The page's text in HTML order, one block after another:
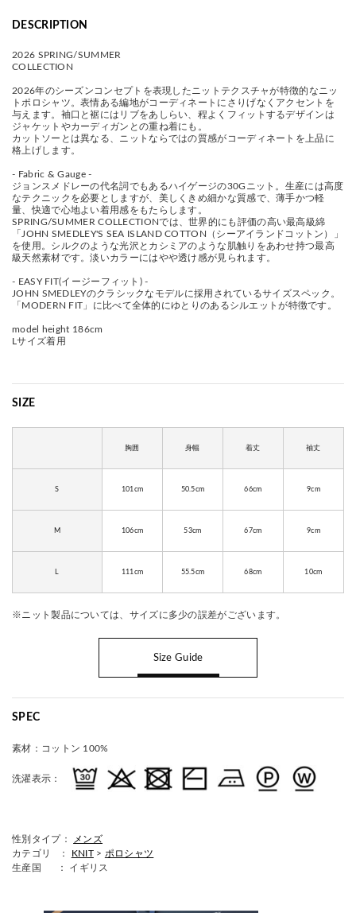
DESCRIPTION
2026 SPRING/SUMMER
COLLECTION
2026年のシーズンコンセプトを表現したニットテクスチャが特徴的なニッ
トポロシャツ。表情ある編地がコーディネートにさりげなくアクセントを
与えます。袖口と裾にはリブをあしらい、程よくフィットするデザインは
ジャケットやカーディガンとの重ね着にも。
カットソーとは異なる、ニットならではの質感がコーディネートを上品に
格上げします。
- Fabric & Gauge -
ジョンスメドレーの代名詞でもあるハイゲージの30Gニット。生産には高度
なテクニックを必要としますが、美しくきめ細かな質感で、薄手かつ軽
量、快適で心地よい着用感をもたらします。
SPRING/SUMMER COLLECTIONでは、世界的にも評価の高い最高級綿
「JOHN SMEDLEY'S SEA ISLAND COTTON（シーアイランドコットン）」
を使用。シルクのような光沢とカシミアのような肌触りをあわせ持つ最高
級天然素材です。淡いカラーにはやや透け感が見られます。
- EASY FIT(イージーフィット) -
JOHN SMEDLEYのクラシックなモデルに採用されているサイズスペック。
「MODERN FIT」に比べて全体的にゆとりのあるシルエットが特徴です。
model height 186cm
Lサイズ着用
SIZE
胸囲 身幅 着丈 袖丈
S 101cm 50.5cm 66cm 9cm
M 106cm 53cm 67cm 9cm
L 111cm 55.5cm 68cm 10cm
※ニット製品については、サイズに多少の誤差がございます。
Size Guide
SPEC
素材： コットン 100%
洗濯表示：
性別タイプ：
メンズ
カテゴリ ：
KNIT > ポロシャツ
生産国
： イギリス